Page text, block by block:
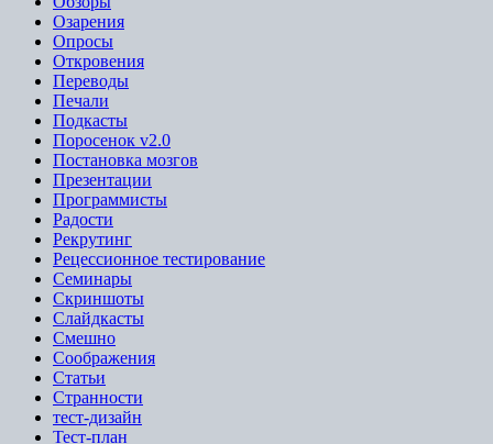
Озарения
Опросы
Откровения
Переводы
Печали
Подкасты
Поросенок v2.0
Постановка мозгов
Презентации
Программисты
Радости
Рекрутинг
Рецессионное тестирование
Семинары
Скриншоты
Слайдкасты
Смешно
Соображения
Статьи
Странности
тест-дизайн
Тест-план